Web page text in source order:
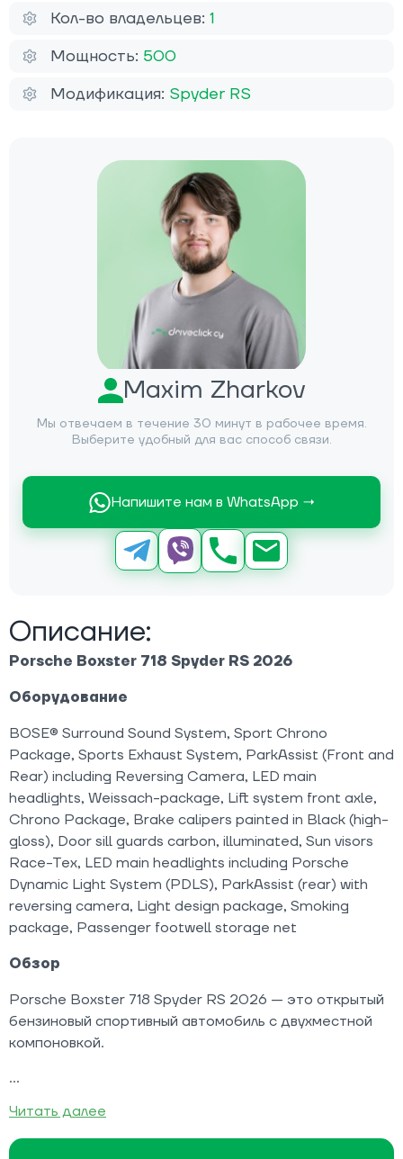
Maxim Zharkov
Мы отвечаем в течение 30 минут в рабочее время.
Выберите удобный для вас способ связи.
Напишите нам в WhatsApp →
Описание:
Porsche Boxster 718 Spyder RS 2026
Оборудование
BOSE® Surround Sound System, Sport Chrono
Package, Sports Exhaust System, ParkAssist (Front and
Rear) including Reversing Camera, LED main
headlights, Weissach-package, Lift system front axle,
Chrono Package, Brake calipers painted in Black (high-
gloss), Door sill guards carbon, illuminated, Sun visors
Race-Tex, LED main headlights including Porsche
Dynamic Light System (PDLS), ParkAssist (rear) with
reversing camera, Light design package, Smoking
package, Passenger footwell storage net
Обзор
Porsche Boxster 718 Spyder RS 2026 — это открытый
бензиновый спортивный автомобиль с двухместной
компоновкой.
Читать далее
Кол-во владельцев: 1
Мощность: 500
Модификация: Spyder RS